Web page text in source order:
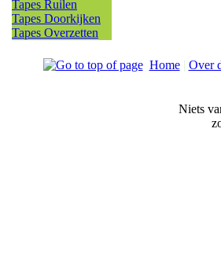
Tapes Ruilen
Tapes Doorkijken
Tapes Overzetten
Home| Over
Niets